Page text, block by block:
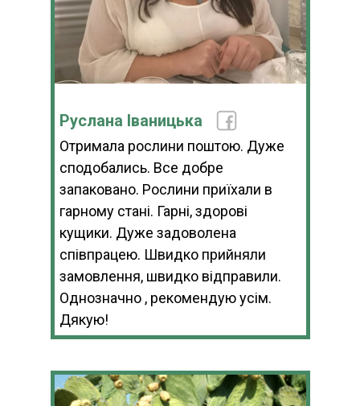
Руслана Іваницька
Отримала рослини поштою. Дуже
сподобались. Все добре
запаковано. Рослини приїхали в
гарному стані. Гарні, здорові
кущики. Дуже задоволена
співпрацею. Швидко прийняли
замовлення, швидко відправили.
Однозначно , рекомендую усім.
Дякую!